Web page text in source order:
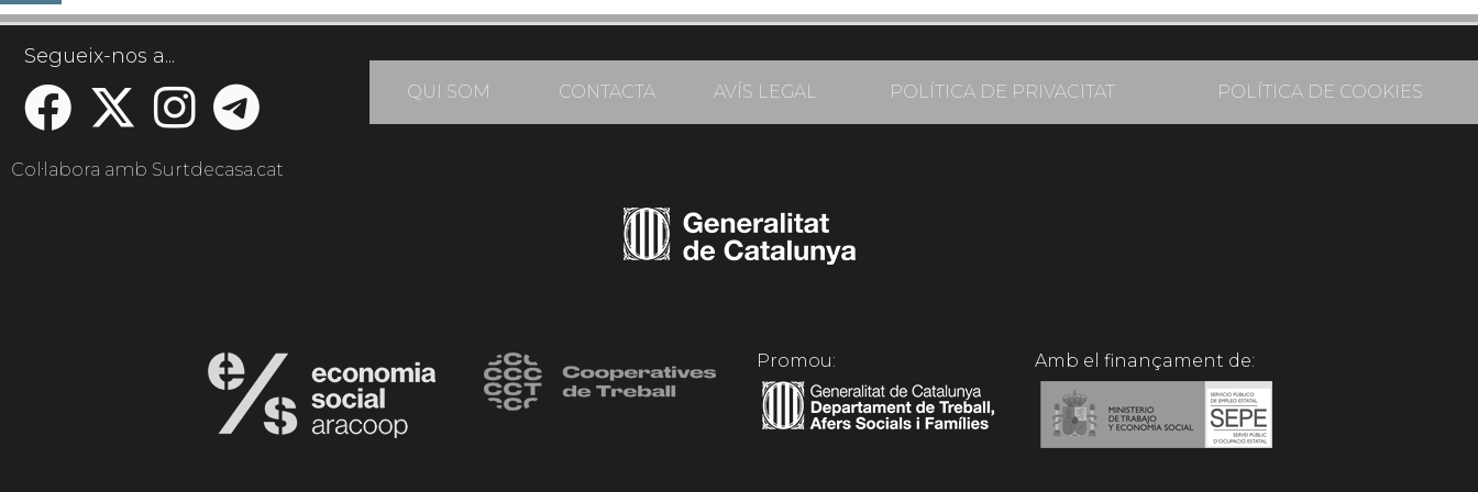
Segueix-nos a...
QUI SOM CONTACTA AVÍS LEGAL POLÍTICA DE PRIVACITAT POLÍTICA DE COOKIES
Col·labora amb Surtdecasa.cat
Promou: Amb el finançament de: